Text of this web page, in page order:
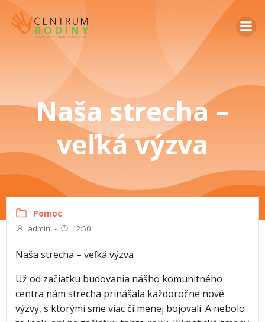
Naša strecha –
veľká výzva
Pomoc
admin - 12:50
Naša strecha – veľká výzva
Už od začiatku budovania nášho komunitného
centra nám strecha prinášala každoročne nové
výzvy, s ktorými sme viac či menej bojovali. A nebolo